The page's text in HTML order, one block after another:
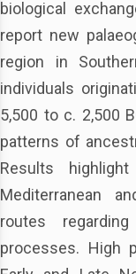
biological
report new
region in
individuals
5,500 to c. 2,500
patterns of
Results
Mediterranean
routes
processes. High